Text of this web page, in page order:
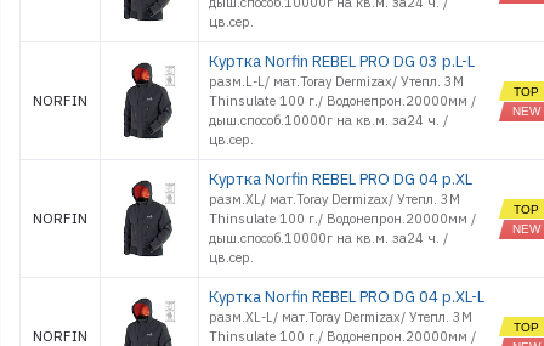
цв.cер.
NORFIN
Куртка Norfin REBEL PRO DG 03 р.L-L
разм.L-L/ мат.Toray Dermizax/ Утепл. 3M
Thinsulate 100 г./ Водонепрон.20000мм /
дыш.способ.10000г на кв.м. за24 ч. /
цв.cер.
NORFIN
Куртка Norfin REBEL PRO DG 04 р.XL
разм.XL/ мат.Toray Dermizax/ Утепл. 3M
Thinsulate 100 г./ Водонепрон.20000мм /
дыш.способ.10000г на кв.м. за24 ч. /
цв.cер.
NORFIN
Куртка Norfin REBEL PRO DG 04 р.XL-L
разм.XL-L/ мат.Toray Dermizax/ Утепл. 3M
Thinsulate 100 г./ Водонепрон.20000мм /